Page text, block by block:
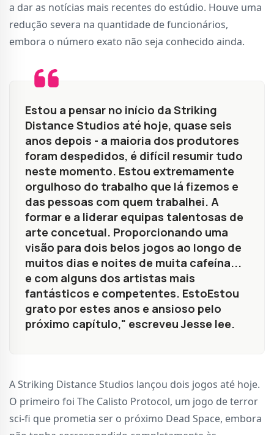
a dar as notícias mais recentes do estúdio. Houve uma
redução severa na quantidade de funcionários,
embora o número exato não seja conhecido ainda.
Estou a pensar no início da Striking
Distance Studios até hoje, quase seis
anos depois - a maioria dos produtores
foram despedidos, é difícil resumir tudo
neste momento. Estou extremamente
orgulhoso do trabalho que lá fizemos e
das pessoas com quem trabalhei. A
formar e a liderar equipas talentosas de
arte concetual. Proporcionando uma
visão para dois belos jogos ao longo de
muitos dias e noites de muita cafeína...
e com alguns dos artistas mais
fantásticos e competentes. EstoEstou
grato por estes anos e ansioso pelo
próximo capítulo," escreveu Jesse lee.
A Striking Distance Studios lançou dois jogos até hoje.
O primeiro foi The Calisto Protocol, um jogo de terror
sci-fi que prometia ser o próximo Dead Space, embora